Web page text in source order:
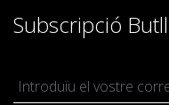
Subscripció